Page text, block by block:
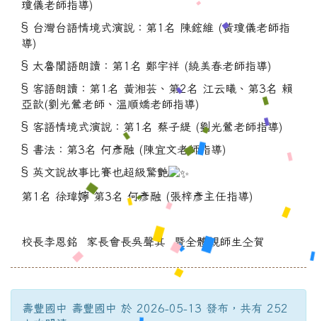
瓊儀老師指導)
§ 台灣台語情境式演說：第1名 陳鋐維 (黃瓊儀老師指
導)
§ 太魯閣語朗讀：第1名 鄭宇祥 (繞美春老師指導)
§ 客語朗讀：第1名 黃湘芸、第2名 江云曦、第3名 賴
亞歆(劉光鶯老師、溫順嬌老師指導)
§ 客語情境式演說：第1名 蔡子緹 (劉光鶯老師指導)
§ 書法：第3名 何彥融 (陳宜文老師指導)
§ 英文說故事比賽也超級驚艷
第1名 徐瑋嬣 第3名 何彥融 (張梓彥主任指導)
校長李恩銘 家長會長吳聲其 暨全體親師生仝賀
壽豐國中 壽豐國中 於 2026-05-13 發布，共有 252